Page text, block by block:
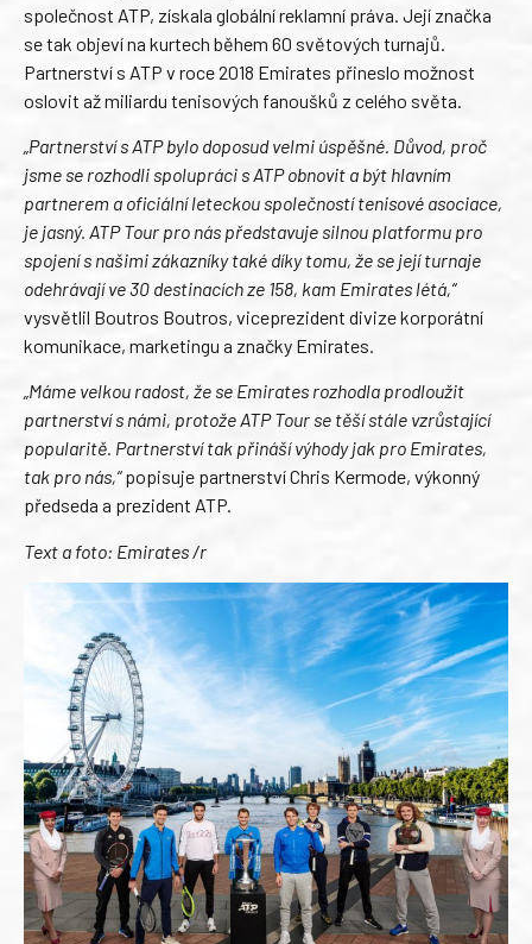
společnost ATP, získala globální reklamní práva. Její značka
se tak objeví na kurtech během 60 světových turnajů.
Partnerství s ATP v roce 2018 Emirates přineslo možnost
oslovit až miliardu tenisových fanoušků z celého světa.
„Partnerství s ATP bylo doposud velmi úspěšné. Důvod, proč
jsme se rozhodli spolupráci s ATP obnovit a být hlavním
partnerem a oficiální leteckou společností tenisové asociace,
je jasný. ATP Tour pro nás představuje silnou platformu pro
spojení s našimi zákazníky také díky tomu, že se její turnaje
odehrávají ve 30 destinacích ze 158, kam Emirates létá,“
vysvětlil Boutros Boutros, viceprezident divize korporátní
komunikace, marketingu a značky Emirates.
„Máme velkou radost, že se Emirates rozhodla prodloužit
partnerství s námi, protože ATP Tour se těší stále vzrůstající
popularitě. Partnerství tak přináší výhody jak pro Emirates,
tak pro nás,“popisuje partnerství Chris Kermode, výkonný
předseda a prezident ATP.
Text a foto: Emirates /r